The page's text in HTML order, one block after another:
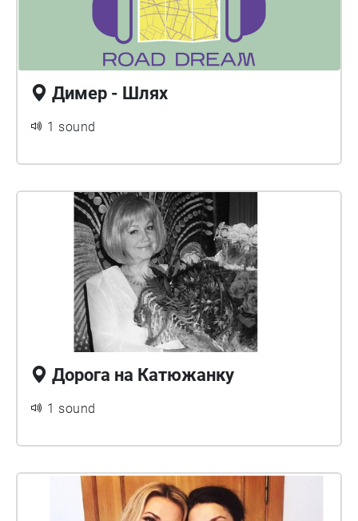
Димер - Шлях
1 sound
Дорога на Катюжанку
1 sound